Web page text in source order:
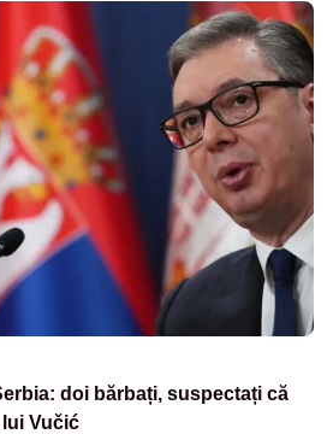
doi bărbați, suspectați că
Vučić